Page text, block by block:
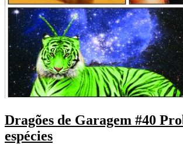
Dragões de Garagem #40
espécies